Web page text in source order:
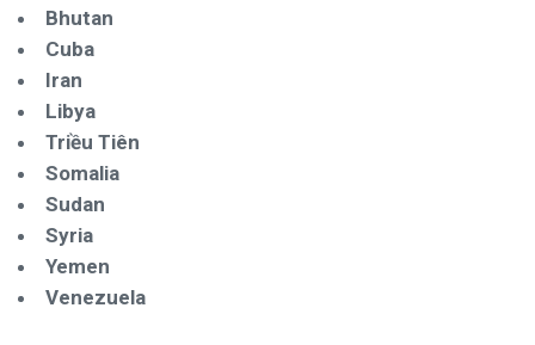
Bhutan
Cuba
Iran
Libya
Triều Tiên
Somalia
Sudan
Syria
Yemen
Venezuela